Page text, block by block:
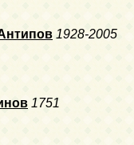
1928-2005
1751